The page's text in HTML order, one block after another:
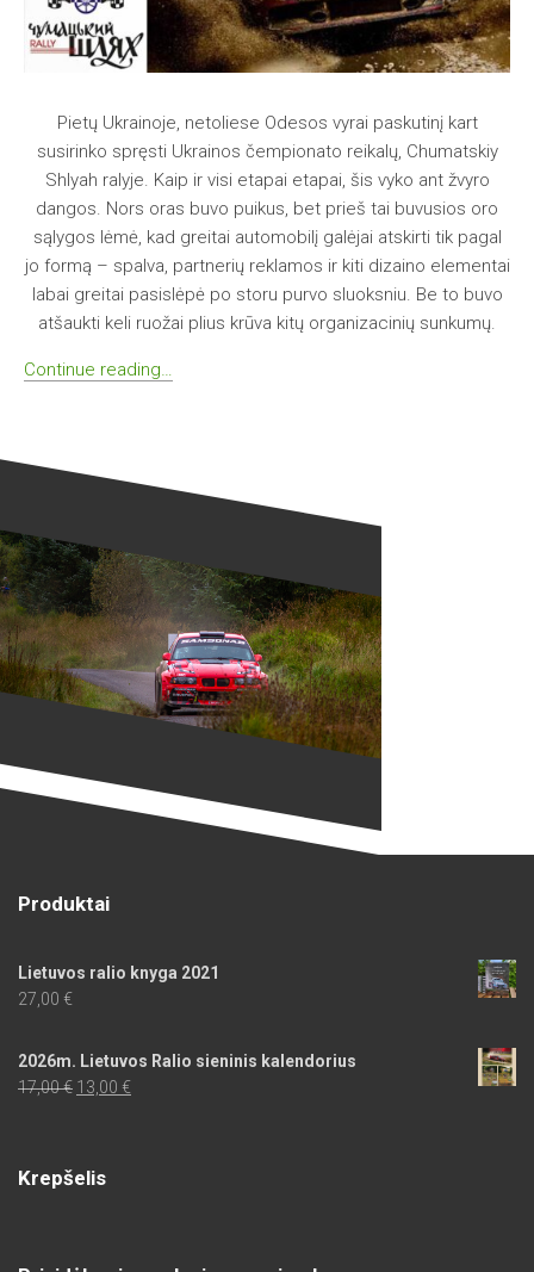
Pietų Ukrainoje, netoliese Odesos vyrai paskutinį kart
susirinko spręsti Ukrainos čempionato reikalų, Chumatskiy
Shlyah ralyje. Kaip ir visi etapai etapai, šis vyko ant žvyro
dangos. Nors oras buvo puikus, bet prieš tai buvusios oro
sąlygos lėmė, kad greitai automobilį galėjai atskirti tik pagal
jo formą – spalva, partnerių reklamos ir kiti dizaino elementai
labai greitai pasislėpė po storu purvo sluoksniu. Be to buvo
atšaukti keli ruožai plius krūva kitų organizacinių sunkumų.
Continue reading…
Produktai
Lietuvos ralio knyga 2021
27,00 €
2026m. Lietuvos Ralio sieninis kalendorius
17,00€ Original
13,00 €Current
Krepšelis